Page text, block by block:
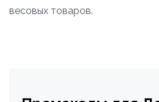
весовых товаров.